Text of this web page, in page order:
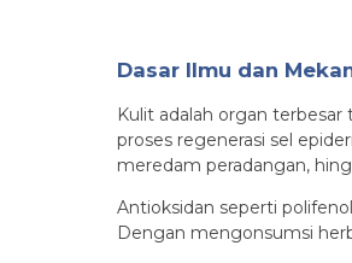
Dasar Ilmu dan
Kulit adalah organ
proses regenerasi sel
meredam peradangan,
Antioksidan seperti
Dengan mengonsumsi